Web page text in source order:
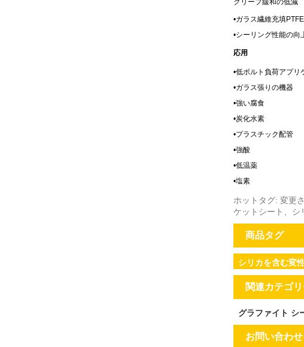
クリープ緩和の低減
•ガラス繊維充填
•シーリング性能の向
応用
•低ボルト負荷アプリ
•ガラス張りの機器
•強い腐食
•炭化水素
•プラスチック配管
•強酸
•低温薬
•塩素
ホットタグ: 変更
ケットシート、シ
商品タグ
シリカを含む変
関連カテゴ
グラファイト シ
お問い合わ